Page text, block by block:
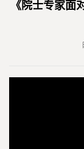
《院士专家